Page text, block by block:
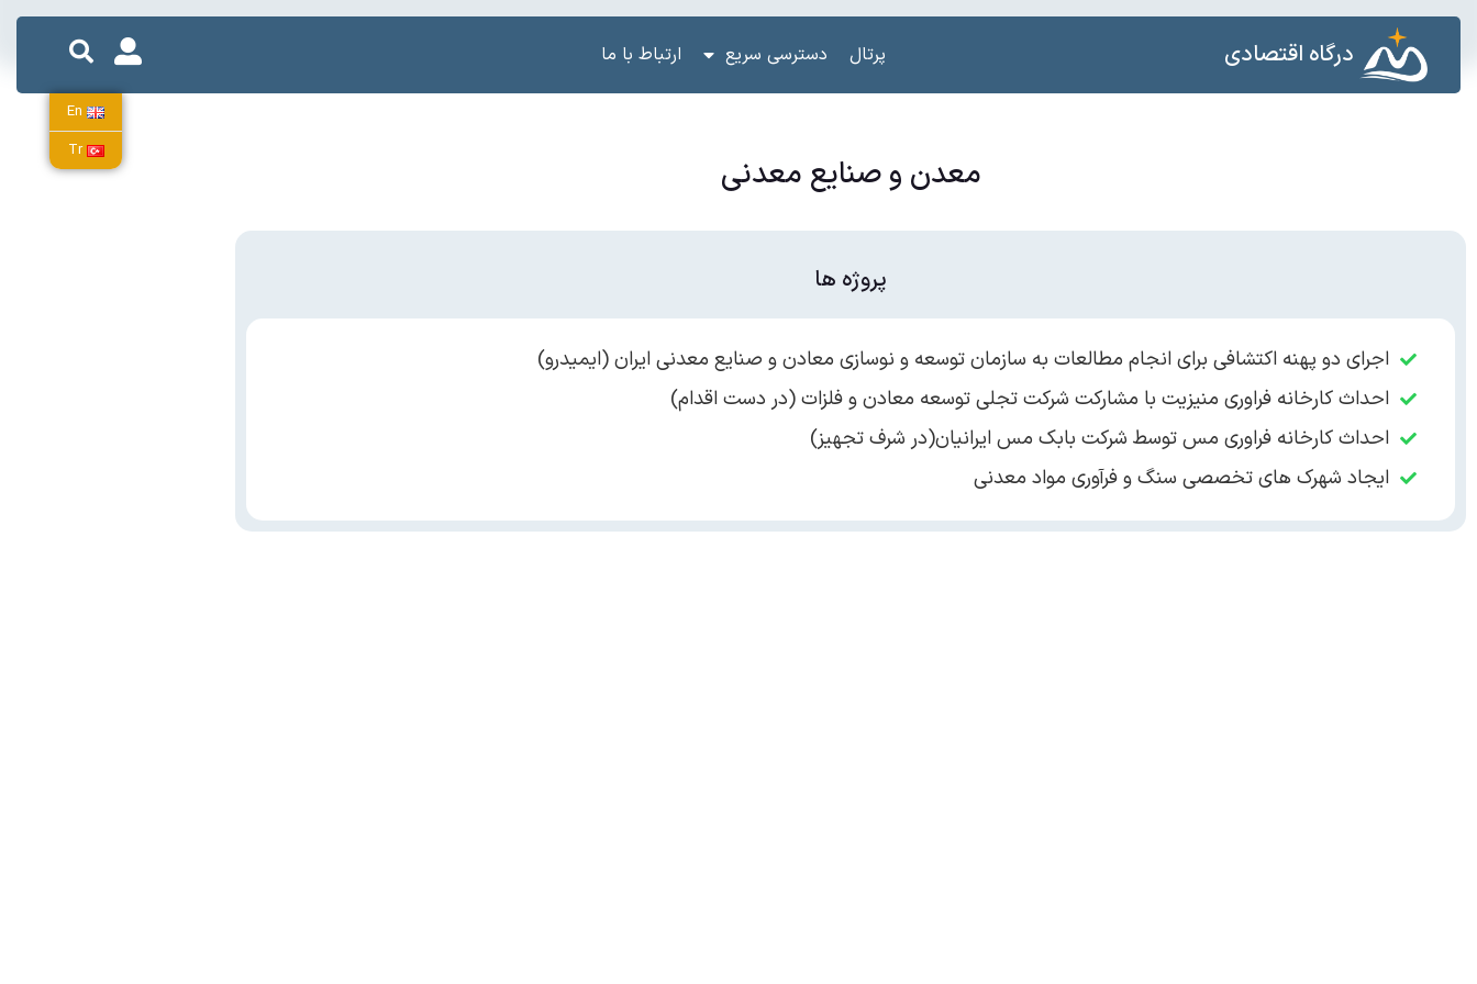
درگاه اقتصادی پرتال دسترسی سریع ارتباط با ما
En
Tr
معدن و صنایع معدنی
پروژه ها
اجرای دو پهنه اکتشافی برای انجام مطالعات به سازمان توسعه و نوسازی معادن و صنایع معدنی ایران (ایمیدرو)
احداث کارخانه فراوری منیزیت با مشارکت شرکت تجلی توسعه معادن و فلزات (در دست اقدام)
احداث کارخانه فراوری مس توسط شرکت بابک مس ایرانیان(در شرف تجهیز)
ایجاد شهرک های تخصصی سنگ و فرآوری مواد معدنی